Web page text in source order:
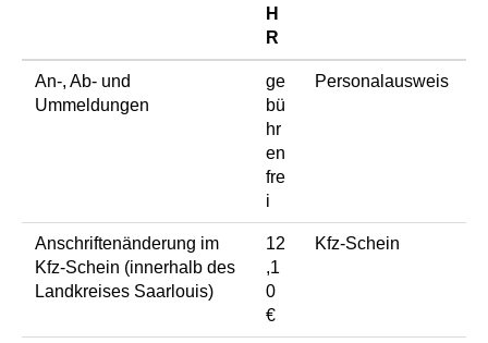
H
R
An-, Ab- und
Ummeldungen
ge
bü
hr
en
fre
i
Personalausweis
Anschriftenänderung im
Kfz-Schein (innerhalb des
Landkreises Saarlouis)
12
,1
0
€
Kfz-Schein